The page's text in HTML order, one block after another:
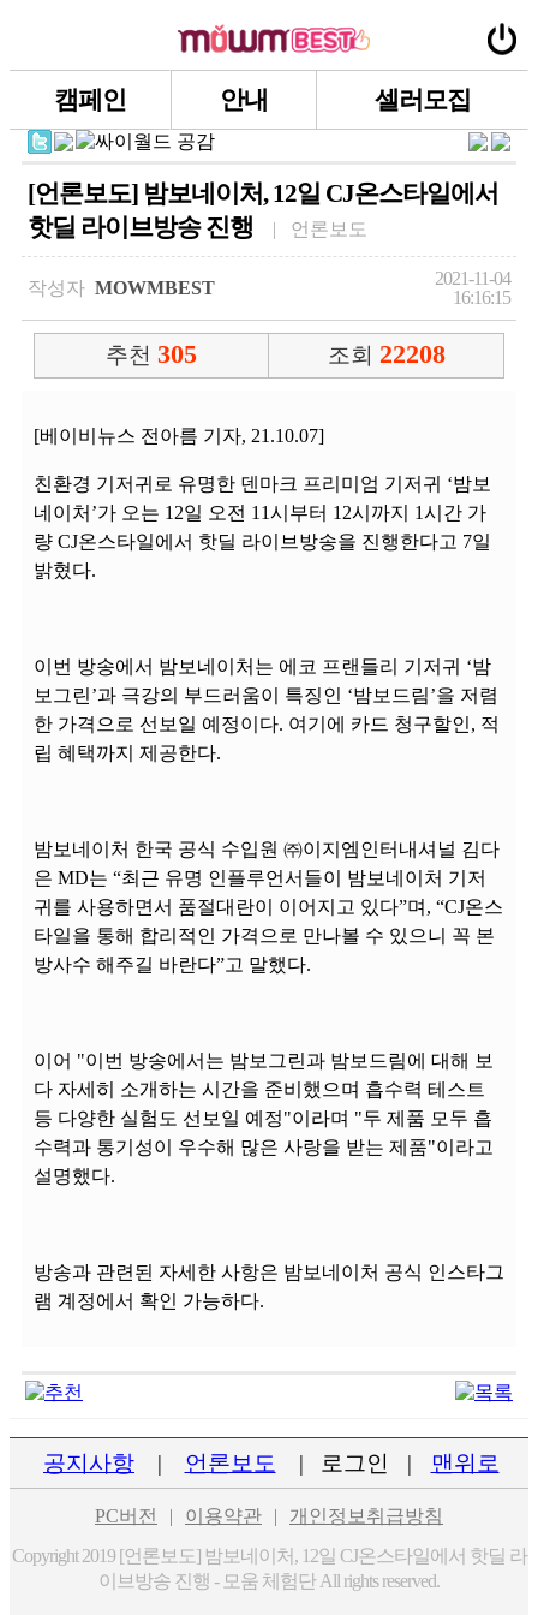
캠페인 안내 셀러모집
[언론보도] 밤보네이처, 12일 CJ온스타일에서
핫딜 라이브방송 진행
| 언론보도
작성자 MOWMBEST
2021-11-04
16:16:15
추천 305 조회 22208
[베이비뉴스 전아름 기자, 21.10.07]
친환경 기저귀로 유명한 덴마크 프리미엄 기저귀 ‘밤보
네이처’가 오는 12일 오전 11시부터 12시까지 1시간 가
량 CJ온스타일에서 핫딜 라이브방송을 진행한다고 7일
밝혔다.
이번 방송에서 밤보네이처는 에코 프랜들리 기저귀 ‘밤
보그린’과 극강의 부드러움이 특징인 ‘밤보드림’을 저렴
한 가격으로 선보일 예정이다. 여기에 카드 청구할인, 적
립 혜택까지 제공한다.
밤보네이처 한국 공식 수입원 ㈜이지엠인터내셔널 김다
은 MD는 “최근 유명 인플루언서들이 밤보네이처 기저
귀를 사용하면서 품절대란이 이어지고 있다”며, “CJ온스
타일을 통해 합리적인 가격으로 만나볼 수 있으니 꼭 본
방사수 해주길 바란다”고 말했다.
이어 "이번 방송에서는 밤보그린과 밤보드림에 대해 보
다 자세히 소개하는 시간을 준비했으며 흡수력 테스트
등 다양한 실험도 선보일 예정"이라며 "두 제품 모두 흡
수력과 통기성이 우수해 많은 사랑을 받는 제품"이라고
설명했다.
방송과 관련된 자세한 사항은 밤보네이처 공식 인스타그
램 계정에서 확인 가능하다.
공지사항 | 언론보도 | 로그인 | 맨위로
PC버전 | 이용약관 |
개인정보취급방침
Copyright 2019 [언론보도] 밤보네이처, 12일 CJ온스타일에서 핫딜 라
이브방송 진행 - 모움 체험단 All rights reserved.